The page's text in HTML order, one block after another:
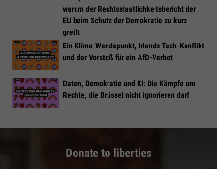
warum der Rechtsstaatlichkeitsbericht der
EU beim Schutz der Demokratie zu kurz
greift
Ein Klima-Wendepunkt, Irlands Tech-Konflikt
und der Vorstoß für ein AfD-Verbot
Daten, Demokratie und KI: Die Kämpfe um
Rechte, die Brüssel nicht ignorieren darf
Donate to liberties